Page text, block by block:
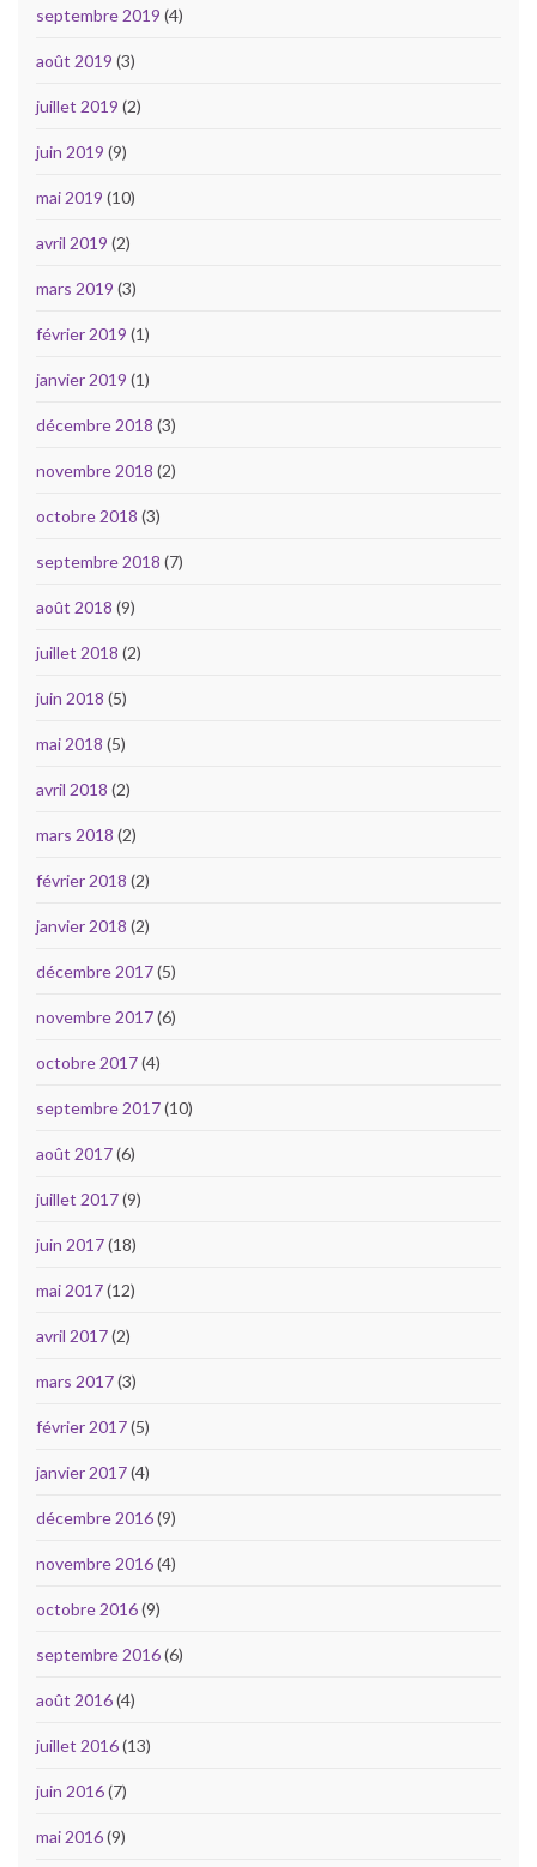
septembre 2019 (4)
août 2019 (3)
juillet 2019 (2)
juin 2019 (9)
mai 2019 (10)
avril 2019 (2)
mars 2019 (3)
février 2019 (1)
janvier 2019 (1)
décembre 2018 (3)
novembre 2018 (2)
octobre 2018 (3)
septembre 2018 (7)
août 2018 (9)
juillet 2018 (2)
juin 2018 (5)
mai 2018 (5)
avril 2018 (2)
mars 2018 (2)
février 2018 (2)
janvier 2018 (2)
décembre 2017(5)
novembre 2017(6)
octobre 2017(4)
septembre 2017(10)
août 2017(6)
juillet 2017(9)
juin 2017(18)
mai 2017(12)
avril 2017(2)
mars 2017(3)
février 2017(5)
janvier 2017(4)
décembre 2016(9)
novembre 2016(4)
octobre 2016(9)
septembre 2016(6)
août 2016(4)
juillet 2016(13)
juin 2016(7)
mai 2016(9)